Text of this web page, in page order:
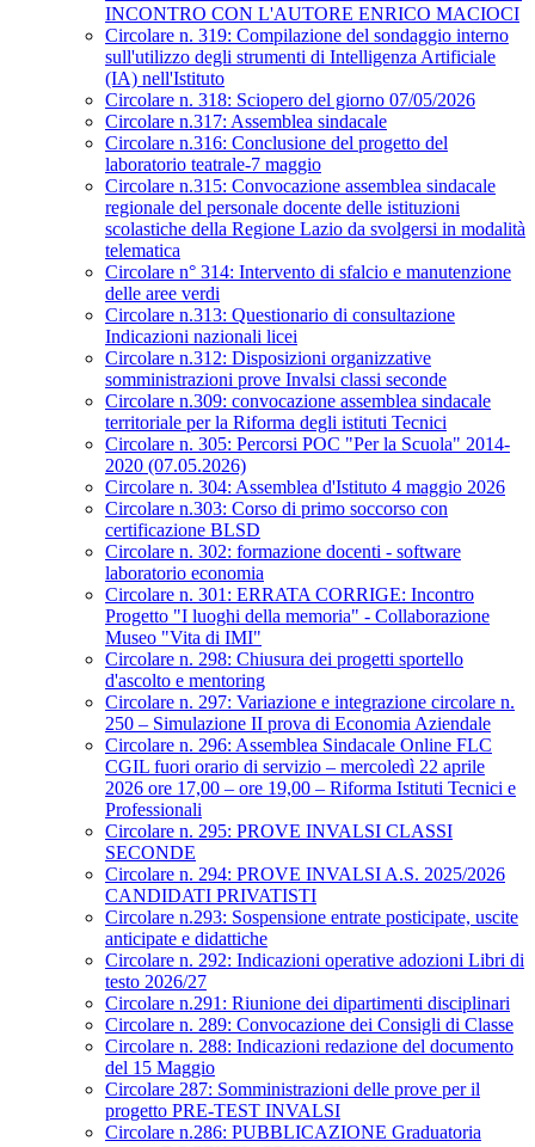
INCONTRO CON L'AUTORE ENRICO MACIOCI
Circolare n. 319: Compilazione del sondaggio interno
sull'utilizzo degli strumenti di Intelligenza Artificiale
(IA) nell'Istituto
Circolare n. 318: Sciopero del giorno 07/05/2026
Circolare n.317: Assemblea sindacale
Circolare n.316: Conclusione del progetto del
laboratorio teatrale-7 maggio
Circolare n.315: Convocazione assemblea sindacale
regionale del personale docente delle istituzioni
scolastiche della Regione Lazio da svolgersi in modalità
telematica
Circolare n° 314: Intervento di sfalcio e manutenzione
delle aree verdi
Circolare n.313: Questionario di consultazione
Indicazioni nazionali licei
Circolare n.312: Disposizioni organizzative
somministrazioni prove Invalsi classi seconde
Circolare n.309: convocazione assemblea sindacale
territoriale per la Riforma degli istituti Tecnici
Circolare n. 305: Percorsi POC "Per la Scuola" 2014-
2020 (07.05.2026)
Circolare n. 304: Assemblea d'Istituto 4 maggio 2026
Circolare n.303: Corso di primo soccorso con
certificazione BLSD
Circolare n. 302: formazione docenti - software
laboratorio economia
Circolare n. 301: ERRATA CORRIGE: Incontro
Progetto "I luoghi della memoria" - Collaborazione
Museo "Vita di IMI"
Circolare n. 298: Chiusura dei progetti sportello
d'ascolto e mentoring
Circolare n. 297: Variazione e integrazione circolare n.
250 – Simulazione II prova di Economia Aziendale
Circolare n. 296: Assemblea Sindacale Online FLC
CGIL fuori orario di servizio – mercoledì 22 aprile
2026 ore 17,00 – ore 19,00 – Riforma Istituti Tecnici e
Professionali
Circolare n. 295: PROVE INVALSI CLASSI
SECONDE
Circolare n. 294: PROVE INVALSI A.S. 2025/2026
CANDIDATI PRIVATISTI
Circolare n.293: Sospensione entrate posticipate, uscite
anticipate e didattiche
Circolare n. 292: Indicazioni operative adozioni Libri di
testo 2026/27
Circolare n.291: Riunione dei dipartimenti disciplinari
Circolare n. 289: Convocazione dei Consigli di Classe
Circolare n. 288: Indicazioni redazione del documento
del 15 Maggio
Circolare 287: Somministrazioni delle prove per il
progetto PRE-TEST INVALSI
Circolare n.286: PUBBLICAZIONE Graduatoria